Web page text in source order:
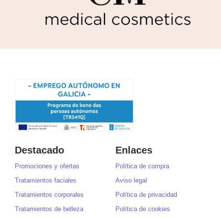
Destacado
Promociones y ofertas
Tratamientos faciales
Tratamientos corporales
Tratamientos de belleza
Enlaces
Política de compra
Aviso legal
Política de privacidad
Política de cookies